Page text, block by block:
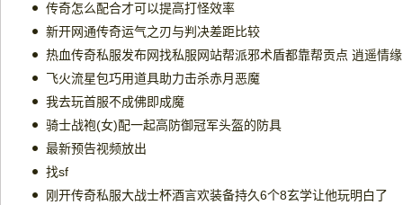
传奇怎么配合才可以提高打怪效率
新开网通传奇运气之刃与判决差距比较
热血传奇私服发布网找私服网站帮派邪术盾都靠帮贡点 逍遥情缘
飞火流星包巧用道具助力击杀赤月恶魔
我去玩首服不成佛即成魔
骑士战袍(女)配一起高防御冠军头盔的防具
最新预告视频放出
找sf
刚开传奇私服大战士杯酒言欢装备持久6个8玄学让他玩明白了